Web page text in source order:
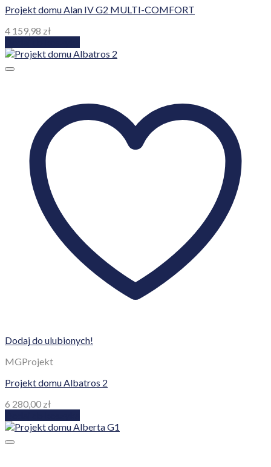
Projekt domu Alan IV G2 MULTI-COMFORT
4 159,98 zł
Dodaj do ulubionych!
MGProjekt
Projekt domu Albatros 2
6 280,00 zł